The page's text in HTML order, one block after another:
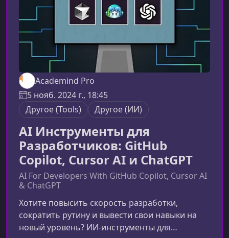
Academind Pro
5 нояб. 2024 г., 18:45
Другое (Tools)
Другое (ИИ)
AI Инструменты для
Разработчиков: GitHub
Copilot, Cursor AI и ChatGPT
AI For Developers With GitHub Copilot, Cursor AI
& ChatGPT
Хотите повысить скорость разработки,
сократить рутину и вывести свои навыки на
новый уровень? ИИ‑инструменты для